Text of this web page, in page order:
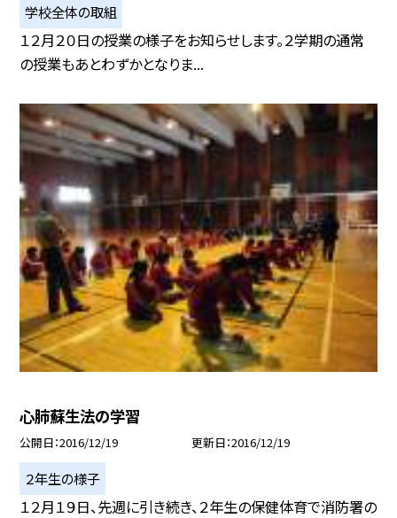
学校全体の取組
１２月２０日の授業の様子をお知らせします。２学期の通常
の授業もあとわずかとなりま...
心肺蘇生法の学習
公開日 2016/12/19 更新日 2016/12/19
２年生の様子
１２月１９日、先週に引き続き、２年生の保健体育で消防署の